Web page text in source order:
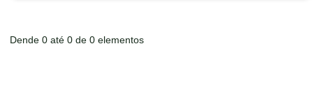
Dende 0 até 0 de 0 elementos